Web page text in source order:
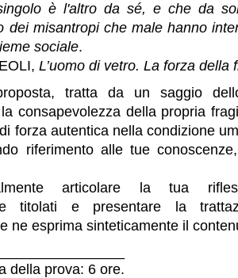
è l'altro da sé, e che da
dei misantropi che male hanno
sociale.
L’uomo di vetro. La forza della
tratta da un saggio
consapevolezza della propria
forza autentica nella condizione
riferimento alle tue
articolare la tua
titolati e presentare la
ne esprima sinteticamente il
della prova: 6 ore.